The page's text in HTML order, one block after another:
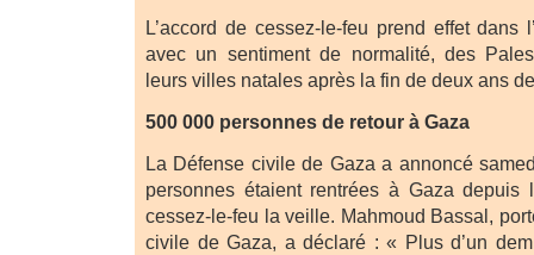
L’accord de cessez-le-feu prend effet dans
avec un sentiment de normalité, des
leurs villes natales après la fin de deux ans
500 000 personnes de retour à Gaza
La Défense civile de Gaza a annoncé
personnes étaient rentrées à Gaza depuis
cessez-le-feu la veille. Mahmoud Bassal,
civile de Gaza, a déclaré : « Plus d’un